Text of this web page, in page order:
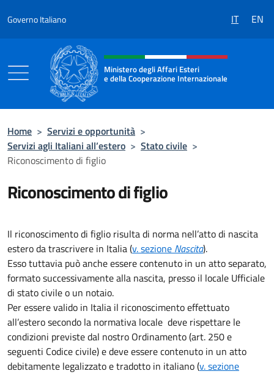
Governo Italiano IT EN
Intestazione sito, social e menù
Ministero degli Affari Esteri
e della Cooperazione Internazionale
Home > Servizi e opportunità >
Servizi agli Italiani all’estero > Stato civile >
Riconoscimento di figlio
Riconoscimento di figlio
Il riconoscimento di figlio risulta di norma nell’atto di nascita
estero da trascrivere in Italia (v. sezione Nascita).
Esso tuttavia può anche essere contenuto in un atto separato,
formato successivamente alla nascita, presso il locale Ufficiale
di stato civile o un notaio.
Per essere valido in Italia il riconoscimento effettuato
all’estero secondo la normativa locale deve rispettare le
condizioni previste dal nostro Ordinamento (art. 250 e
seguenti Codice civile) e deve essere contenuto in un atto
debitamente legalizzato e tradotto in italiano (v. sezione